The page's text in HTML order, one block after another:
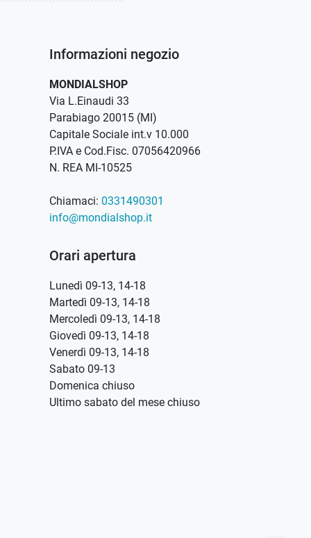
Informazioni negozio
MONDIALSHOP
Via L.Einaudi 33
Parabiago 20015 (MI)
Capitale Sociale int.v 10.000
P.IVA e Cod.Fisc. 07056420966
N. REA MI-10525
Chiamaci: 0331490301
info@mondialshop.it
Orari apertura
Lunedì 09-13, 14-18
Martedì 09-13, 14-18
Mercoledì 09-13, 14-18
Giovedì 09-13, 14-18
Venerdì 09-13, 14-18
Sabato 09-13
Domenica chiuso
Ultimo sabato del mese chiuso